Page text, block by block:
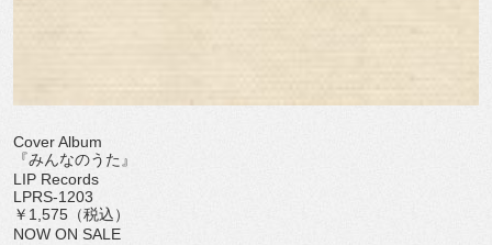
Cover Album
『みんなのうた』
LIP Records
LPRS-1203
￥1,575（税込）
NOW ON SALE